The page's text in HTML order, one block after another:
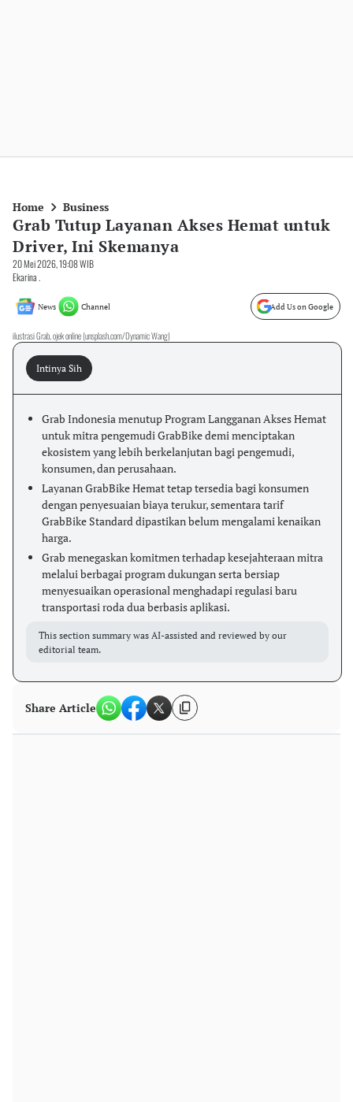
Home Business
Grab Tutup Layanan Akses Hemat untuk
Driver, Ini Skemanya
20 Mei 2026, 19:08 WIB
Ekarina .
News Channel Add Us on Google
ilustrasi Grab, ojek online (unsplash.com/Dynamic Wang)
Intinya Sih
Grab Indonesia menutup Program Langganan Akses Hemat
untuk mitra pengemudi GrabBike demi menciptakan
ekosistem yang lebih berkelanjutan bagi pengemudi,
konsumen, dan perusahaan.
Layanan GrabBike Hemat tetap tersedia bagi konsumen
dengan penyesuaian biaya terukur, sementara tarif
GrabBike Standard dipastikan belum mengalami kenaikan
harga.
Grab menegaskan komitmen terhadap kesejahteraan mitra
melalui berbagai program dukungan serta bersiap
menyesuaikan operasional menghadapi regulasi baru
transportasi roda dua berbasis aplikasi.
This section summary was AI-assisted and reviewed by our
editorial team.
Share Article